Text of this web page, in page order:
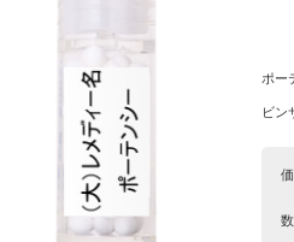
ポー
ビン